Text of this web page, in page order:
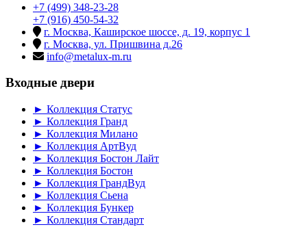
+7 (499) 348-23-28
+7 (916) 450-54-32
г. Москва, Каширское шоссе, д. 19, корпус 1
г. Москва, ул. Пришвина д.26
info@metalux-m.ru
Входные двери
► Коллекция Статус
► Коллекция Гранд
► Коллекция Милано
► Коллекция АртВуд
► Коллекция Бостон Лайт
► Коллекция Бостон
► Коллекция ГрандВуд
► Коллекция Сьена
► Коллекция Бункер
► Коллекция Стандарт